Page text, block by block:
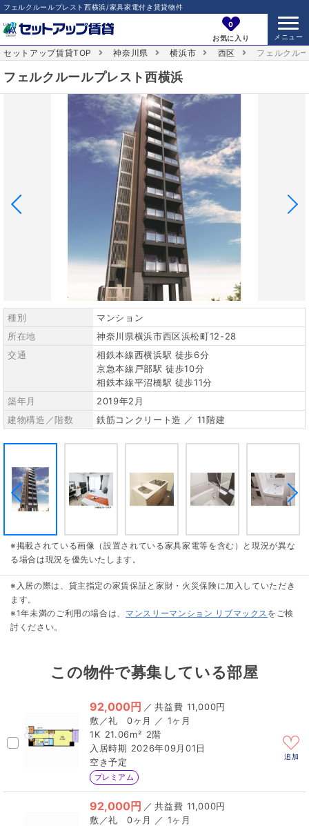
フェルクルールプレスト西横浜/家具家電付き賃貸物件
0
お気に入り
セットアップ賃貸TOP 神奈川県 横浜市 西区 フェルクル
フェルクルールプレスト西横浜
種別
マンション
所在地
神奈川県横浜市西区浜松町12-28
交通
相鉄本線西横浜駅 徒歩6分
京急本線戸部駅 徒歩10分
相鉄本線平沼橋駅 徒歩11分
築年月
2019年2月
建物構造／階数
鉄筋コンクリート造 ／ 11階建
※掲載されている画像（設置されている家具家電等を含む）と現況が異な
る場合は現況を優先いたします。
※入居の際は、貸主指定の家賃保証と家財・火災保険に加入していただき
ます。
※1年未満のご利用の場合は、 マンスリーマンション リブマックス をご検
討ください。
この物件で募集している部屋
92,000円 ／
11,000円
0ヶ月 ／ 1ヶ月
1K 21.06m² 2階
2026年09月01日
空き予定
プレミアム
追加
92,000円 ／
11,000円
0ヶ月 ／ 1ヶ月